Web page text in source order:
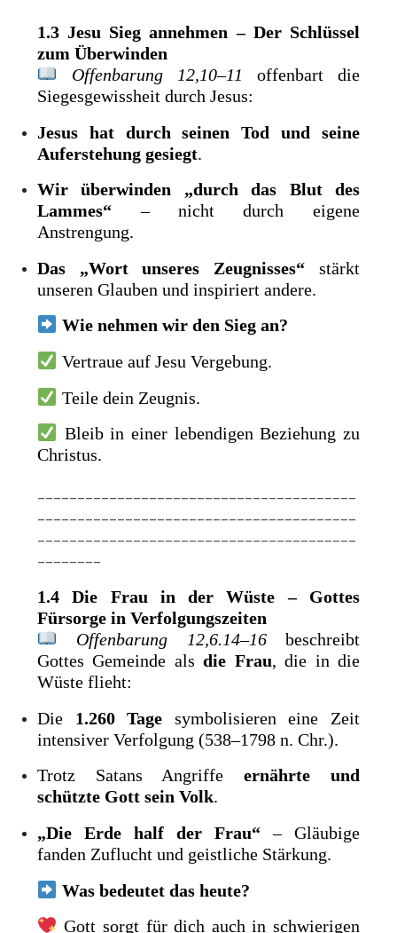
1.3 Jesu Sieg annehmen – Der Schlüssel
zum Überwinden
Offenbarung 12,10–11 offenbart die
Siegesgewissheit durch Jesus:
Jesus hat durch seinen Tod und seine
Auferstehung gesiegt.
Wir überwinden „durch das Blut des
Lammes“ – nicht durch eigene
Anstrengung.
Das „Wort unseres Zeugnisses“ stärkt
unseren Glauben und inspiriert andere.
Wie nehmen wir den Sieg an?
Vertraue auf Jesu Vergebung.
Teile dein Zeugnis.
Bleib in einer lebendigen Beziehung zu
Christus.
1.4 Die Frau in der Wüste – Gottes
Fürsorge in Verfolgungszeiten
Offenbarung 12,6.14–16beschreibt
Gottes Gemeinde alsdie Frau, die in die
Wüste flieht:
Die 1.260 Tage symbolisieren eine Zeit
intensiver Verfolgung (538–1798 n. Chr.).
Trotz Satans Angriffeernährte und
schützte Gott sein Volk.
„Die Erde half der Frau“– Gläubige
fanden Zuflucht und geistliche Stärkung.
Was bedeutet das heute?
Gott sorgt für dich auch in schwierigen